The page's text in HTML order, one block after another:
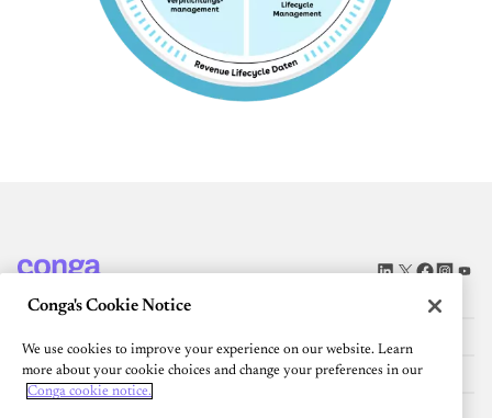
PLATTFORM
Community
Conga's Cookie Notice
We use cookies to improve your experience on our website. Learn
more about your cookie choices and change your preferences in our
Conga cookie notice.